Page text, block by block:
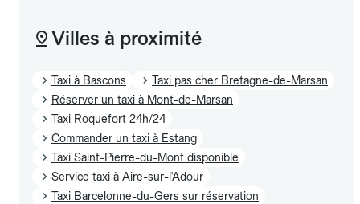
Villes à proximité
Taxi à Bascons
Taxi pas cher Bretagne-de-Marsan
Réserver un taxi à Mont-de-Marsan
Taxi Roquefort 24h/24
Commander un taxi à Estang
Taxi Saint-Pierre-du-Mont disponible
Service taxi à Aire-sur-l'Adour
Taxi Barcelonne-du-Gers sur réservation